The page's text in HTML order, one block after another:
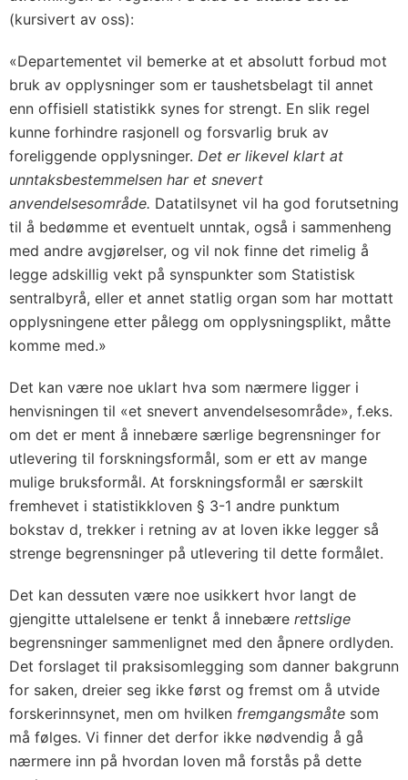
(kursivert av oss):
«Departementet vil bemerke at et absolutt forbud mot
bruk av opplysninger som er taushetsbelagt til annet
enn offisiell statistikk synes for strengt. En slik regel
kunne forhindre rasjonell og forsvarlig bruk av
foreliggende opplysninger. Det er likevel klart at
unntaksbestemmelsen har et snevert
anvendelsesområde. Datatilsynet vil ha god forutsetning
til å bedømme et eventuelt unntak, også i sammenheng
med andre avgjørelser, og vil nok finne det rimelig å
legge adskillig vekt på synspunkter som Statistisk
sentralbyrå, eller et annet statlig organ som har mottatt
opplysningene etter pålegg om opplysningsplikt, måtte
komme med.»
Det kan være noe uklart hva som nærmere ligger i
henvisningen til «et snevert anvendelsesområde», f.eks.
om det er ment å innebære særlige begrensninger for
utlevering til forskningsformål, som er ett av mange
mulige bruksformål. At forskningsformål er særskilt
fremhevet i statistikkloven § 3-1 andre punktum
bokstav d, trekker i retning av at loven ikke legger så
strenge begrensninger på utlevering til dette formålet.
Det kan dessuten være noe usikkert hvor langt de
gjengitte uttalelsene er tenkt å innebære rettslige
begrensninger sammenlignet med den åpnere ordlyden.
Det forslaget til praksisomlegging som danner bakgrunn
for saken, dreier seg ikke først og fremst om å utvide
forskerinnsynet, men om hvilken fremgangsmåte som
må følges. Vi finner det derfor ikke nødvendig å gå
nærmere inn på hvordan loven må forstås på dette